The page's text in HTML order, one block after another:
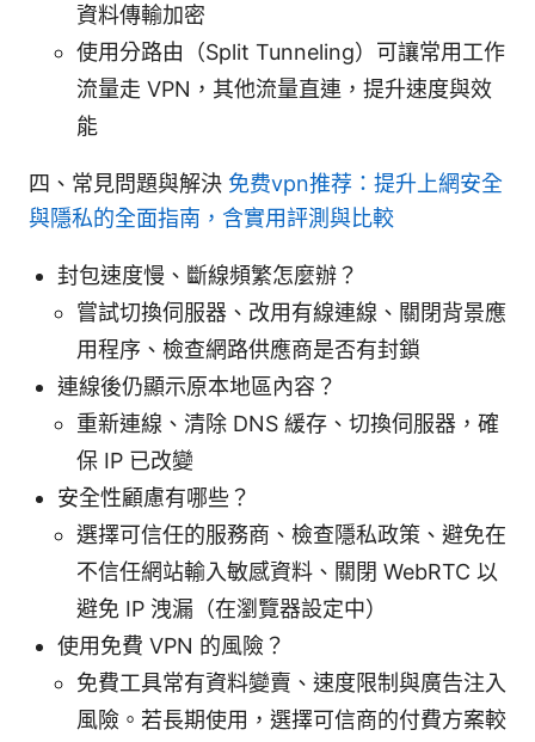
資料傳輸加密
使用分路由（Split Tunneling）可讓常用工作
流量走 VPN，其他流量直連，提升速度與效
能
四、常見問題與解決 免费vpn推荐：提升上網安全
與隱私的全面指南，含實用評測與比較
封包速度慢、斷線頻繁怎麼辦？
嘗試切換伺服器、改用有線連線、關閉背景應
用程序、檢查網路供應商是否有封鎖
連線後仍顯示原本地區內容？
重新連線、清除 DNS 緩存、切換伺服器，確
保 IP 已改變
安全性顧慮有哪些？
選擇可信任的服務商、檢查隱私政策、避免在
不信任網站輸入敏感資料、關閉 WebRTC 以
避免 IP 洩漏（在瀏覽器設定中）
使用免費 VPN 的風險？
免費工具常有資料變賣、速度限制與廣告注入
風險。若長期使用，選擇可信商的付費方案較